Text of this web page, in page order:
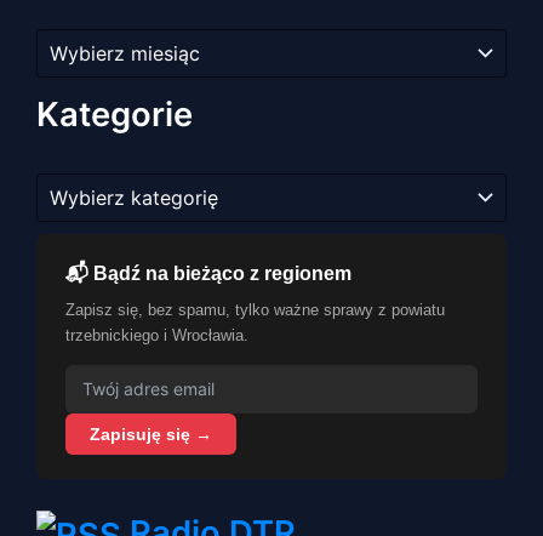
artykułów
Kategorie
📬 Bądź na bieżąco z regionem
Zapisz się, bez spamu, tylko ważne sprawy z powiatu
trzebnickiego i Wrocławia.
Zapisuję się →